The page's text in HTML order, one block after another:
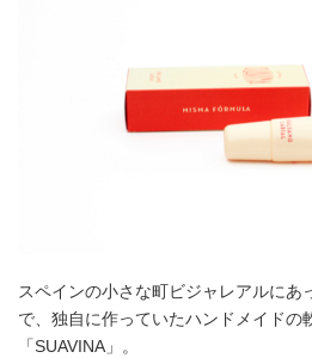
スペインの小さな町ビジャレアルにあ
で、独自に作っていたハンドメイドの
「SUAVINA」。